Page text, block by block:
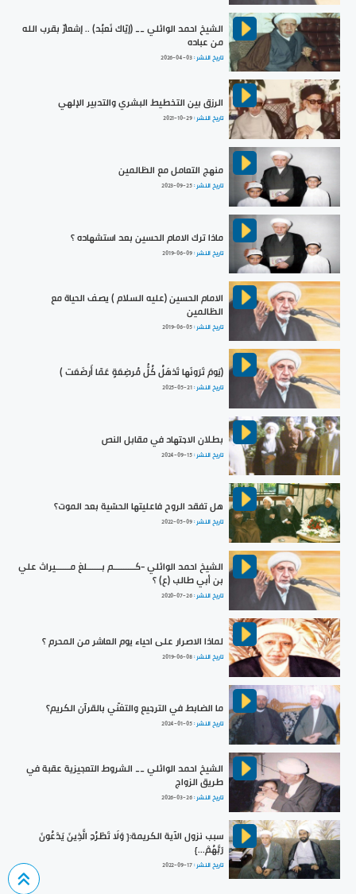
الشيخ احمد الوائلي __ (إيّاك نَعبُد) .. إشعارٌ بقرب الله
من عباده
تاريخ النشر :2026-04-03
الرزق بين التخطيط البشري والتدبير الإلهي
تاريخ النشر :2021-10-29
منهج التعامل مع الظالمين
تاريخ النشر :2023-09-25
ماذا ترك الامام الحسين بعد استشهاده ؟
تاريخ النشر :2019-06-09
الامام الحسين (عليه السلام ) يصف الحياة مع
الظالمين
تاريخ النشر :2019-06-05
﴿يَومَ تَرَونَها تَذهَلُ كُلُّ مُرضِعَةٍ عَمّا أَرضَعَت ﴾
تاريخ النشر :2025-05-21
بطلان الاجتهاد في مقابل النص
تاريخ النشر :2024-09-15
هل تفقد الروح فاعليتها الحسّية بعد الموت؟
تاريخ النشر :2022-05-09
الشيخ احمد الوائلي -كـــــــــم بــــــلغ مــــــيراث علي
بن أبي طالب (ع) ؟
تاريخ النشر :2020-07-26
لماذا الاصرار على احياء يوم العاشر من المحرم ؟
تاريخ النشر :2019-06-08
ما الضابط في الترجيع والتغنّي بالقرآن الكريم؟
تاريخ النشر :2024-01-05
الشيخ احمد الوائلي __ الشروط التعجيزية عقبة في
طريق الزواج
تاريخ النشر :2026-03-26
سبب نزول الآية الكريمة:{ وَلَا تَطْرُدِ الَّذِينَ يَدْعُونَ
رَبَّهُمْ...}
تاريخ النشر :2022-09-17